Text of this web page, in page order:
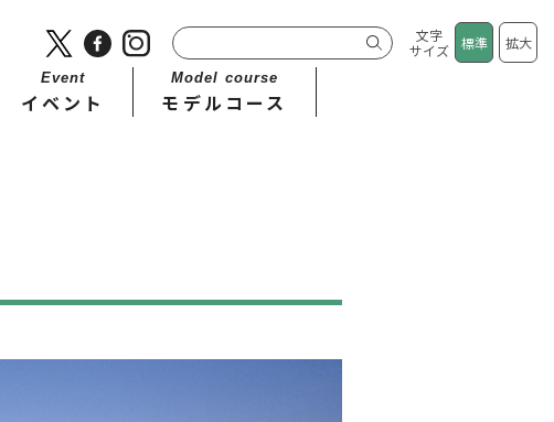
文字
サイズ
標準 拡大
Event
イベント
Model course
モデルコース